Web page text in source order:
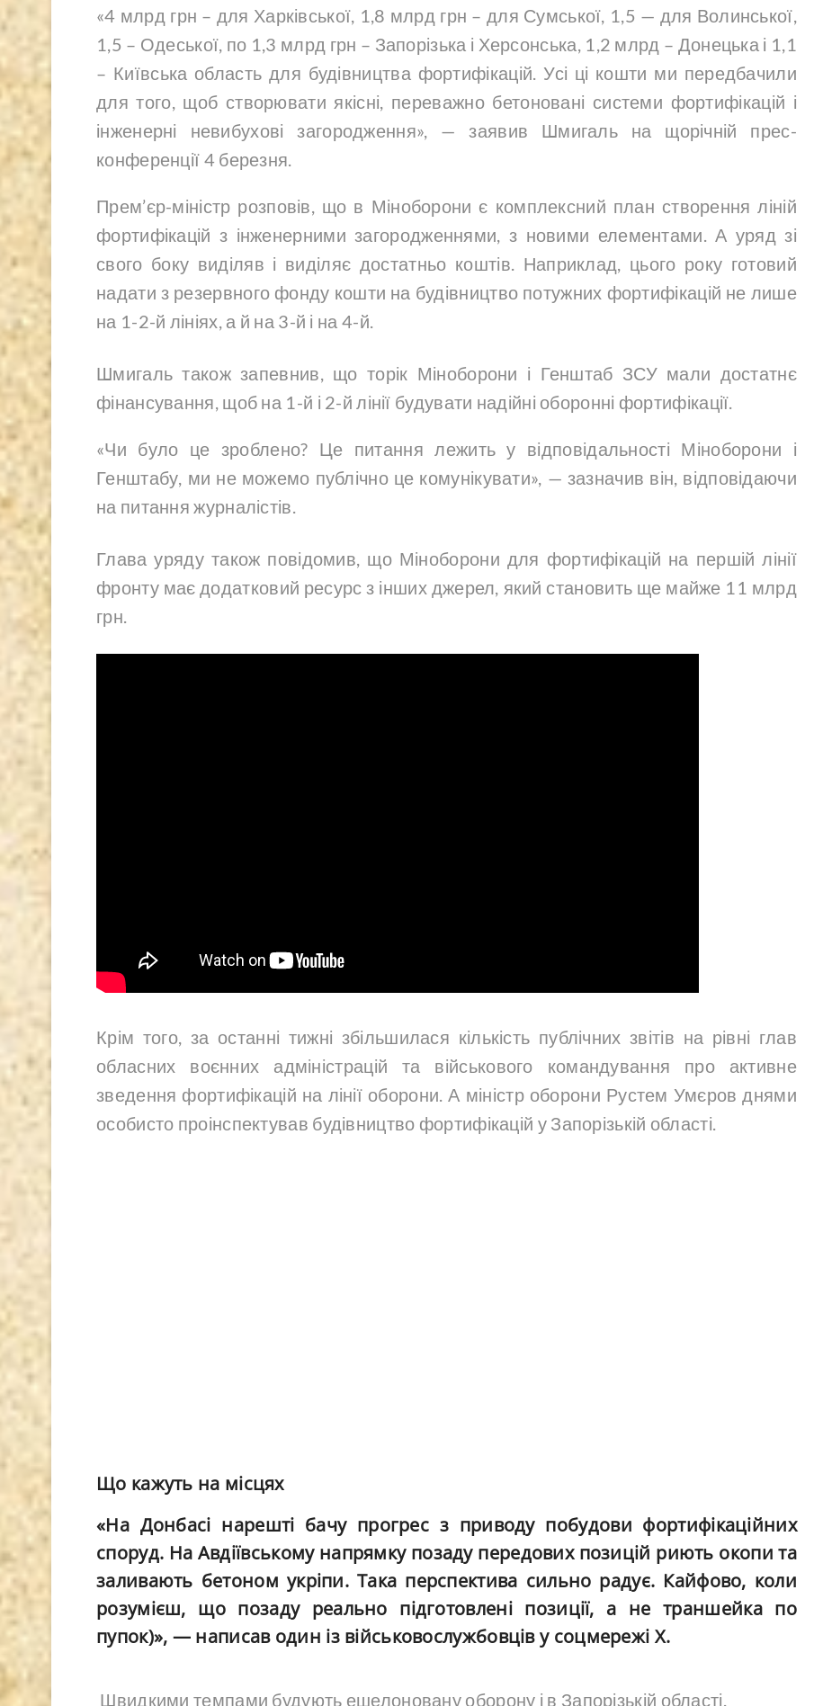
«4 млрд грн – для Харківської, 1,8 млрд грн – для Сумської, 1,5 — для Волинської,
1,5 – Одеської, по 1,3 млрд грн – Запорізька і Херсонська, 1,2 млрд – Донецька і 1,1
– Київська область для будівництва фортифікацій. Усі ці кошти ми передбачили
для того, щоб створювати якісні, переважно бетоновані системи фортифікацій і
інженерні невибухові загородження», — заявив Шмигаль на щорічній прес-
конференції 4 березня.
Прем’єр-міністр розповів, що в Міноборони є комплексний план створення ліній
фортифікацій з інженерними загородженнями, з новими елементами. А уряд зі
свого боку виділяв і виділяє достатньо коштів. Наприклад, цього року готовий
надати з резервного фонду кошти на будівництво потужних фортифікацій не лише
на 1-2-й лініях, а й на 3-й і на 4-й.
Шмигаль також запевнив, що торік Міноборони і Генштаб ЗСУ мали достатнє
фінансування, щоб на 1-й і 2-й лінії будувати надійні оборонні фортифікації.
«Чи було це зроблено? Це питання лежить у відповідальності Міноборони і
Генштабу, ми не можемо публічно це комунікувати», — зазначив він, відповідаючи
на питання журналістів.
Глава уряду також повідомив, що Міноборони для фортифікацій на першій лінії
фронту має додатковий ресурс з інших джерел, який становить ще майже 11 млрд
грн.
Крім того, за останні тижні збільшилася кількість публічних звітів на рівні глав
обласних воєнних адміністрацій та військового командування про активне
зведення фортифікацій на лінії оборони. А міністр оборони Рустем Умєров днями
особисто проінспектував будівництво фортифікацій у Запорізькій області.
Що кажуть на місцях
«На Донбасі нарешті бачу прогрес з приводу побудови фортифікаційних
споруд. На Авдіївському напрямку позаду передових позицій риють окопи та
заливають бетоном укріпи. Така перспектива сильно радує. Кайфово, коли
розумієш, що позаду реально підготовлені позиції, а не траншейка по
пупок)», — написав один із військовослужбовців у соцмережі X.
Швидкими темпами будують ешелоновану оборону і в Запорізькій області.